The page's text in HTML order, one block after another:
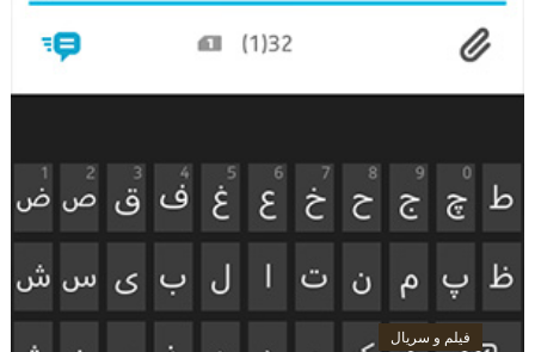
فیلم و سریال